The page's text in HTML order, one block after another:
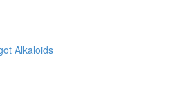
Alkaloids